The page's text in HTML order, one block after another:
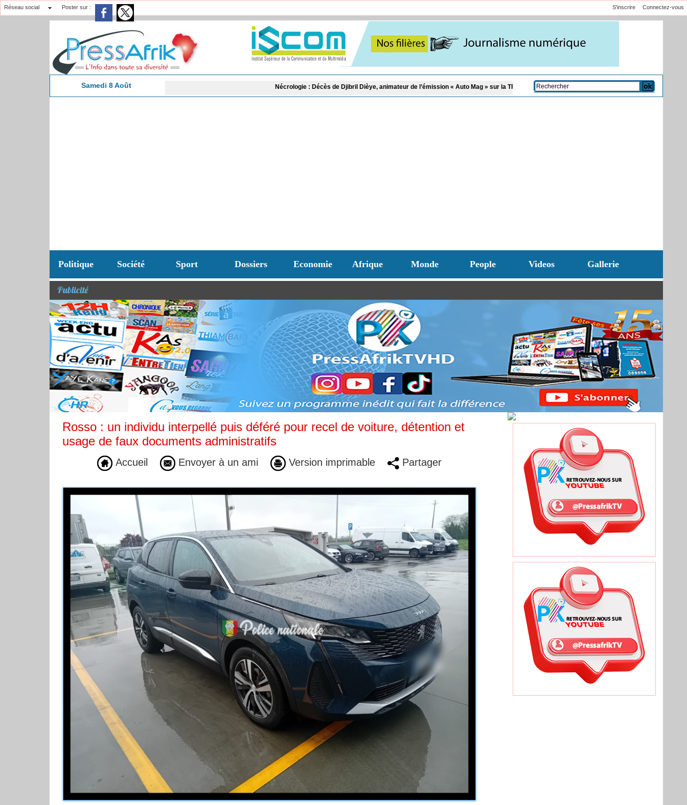
Réseau social Poster sur : Connectez-vous
S'inscrire
Samedi 8 Août Nécrologie : Décès de Djibril Dièye, animateur de l’émission « Auto Mag » sur la TFM Affaire Pape Cheikh Diallo et Cie : le Parquet fait appel après le non-lieu
Politique Société Sport Dossiers Economie Afrique Monde People Videos Gallerie
Publicité
Rosso : un individu interpellé puis déféré pour recel de voiture, détention et
usage de faux documents administratifs
Accueil Envoyer à un ami Version imprimable Partager